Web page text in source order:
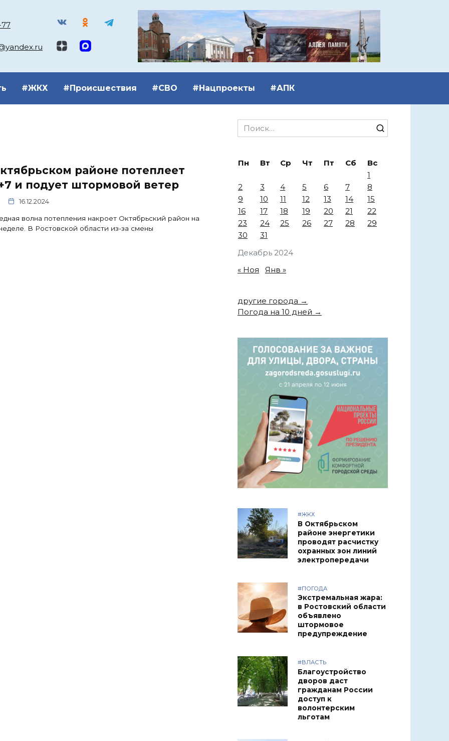
#ЖКХ #Происшествия #СВО #Нацпроекты #АПК
районе потеплеет
и подует штормовой ветер
16.12.2024
волна потепления накроет Октябрьский район на
В Ростовской области из-за смены
Search
for:
Декабрь 2024
Пн Вт Ср Чт Пт Сб
Вс
1
2
3 4 5 6 7
8
9
10 11 12 13 14
15
16
17 18 19 20 21
22
23
24 25 26 27 28
29
30
31
« Ноя Янв »
другие города →
Погода на 10 дней →
#ЖКХ
В Октябрьском
районе энергетики
проводят расчистку
охранных зон линий
электропередачи
#ПОГОДА
Экстремальная жара:
в Ростовский области
объявлено
штормовое
предупреждение
#ВЛАСТЬ
Благоустройство
дворов даст
гражданам России
доступ к
волонтерским
льготам